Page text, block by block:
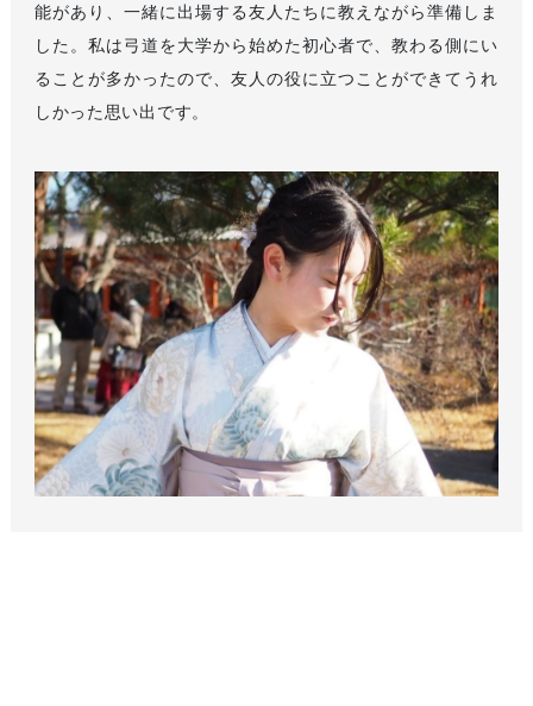
能があり、一緒に出場する友人たちに教えながら準備しま
した。私は弓道を大学から始めた初心者で、教わる側にい
ることが多かったので、友人の役に立つことができてうれ
しかった思い出です。